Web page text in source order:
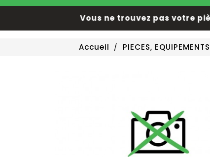
Vous ne trouvez pas votre
Accueil PIECES,